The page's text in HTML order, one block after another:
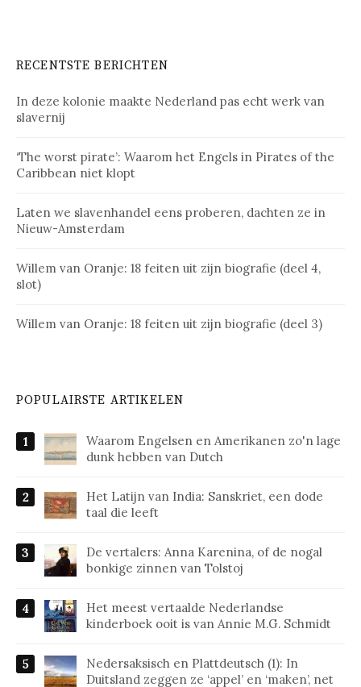
RECENTSTE BERICHTEN
In deze kolonie maakte Nederland pas echt werk van
slavernij
‘The worst pirate’: Waarom het Engels in Pirates of the
Caribbean niet klopt
Laten we slavenhandel eens proberen, dachten ze in
Nieuw-Amsterdam
Willem van Oranje: 18 feiten uit zijn biografie (deel 4,
slot)
Willem van Oranje: 18 feiten uit zijn biografie (deel 3)
POPULAIRSTE ARTIKELEN
Waarom Engelsen en Amerikanen zo'n lage
dunk hebben van Dutch
Het Latijn van India: Sanskriet, een dode
taal die leeft
De vertalers: Anna Karenina, of de nogal
bonkige zinnen van Tolstoj
Het meest vertaalde Nederlandse
kinderboek ooit is van Annie M.G. Schmidt
Nedersaksisch en Plattdeutsch (1): In
Duitsland zeggen ze ‘appel’ en ‘maken’, net